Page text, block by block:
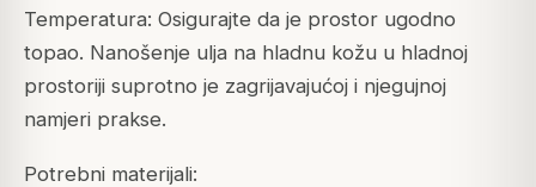
Temperatura: Osigurajte da je prostor ugodno
topao. Nanošenje ulja na hladnu kožu u hladnoj
prostoriji suprotno je zagrijavajućoj i njegujnoj
namjeri prakse.
Potrebni materijali: